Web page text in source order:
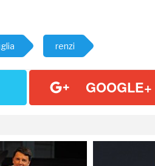
renzi
GOOGLE+